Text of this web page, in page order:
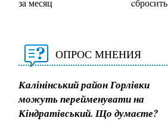
за месяц cбросить
ОПРОС МНЕНИЯ
Калінінський район Горлівки
можуть перейменувати на
Кіндратівський. Що думаєте?